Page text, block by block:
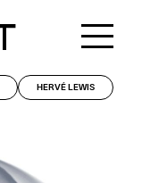
HERVÉ LEWIS